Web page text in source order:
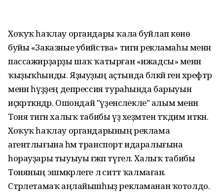
Хоҡуҡ һаҡлау органдары ҡала буйлап көнө
буйы «Заказные убийства» тигән рекламаһы менән
пассажирҙарҙы шаҡ ҡатырған «ижадсы» менән
ҡыҙыҡһынды. Яҙыуҙың аҫтында бәләкәй генә хәрефтәр
менән һүҙҙең депрессия тураһында барыуын
иҫкәрткәндәр. Ошондай "үҙенсәлекле" алым менән
Тоня тигән халыҡ табибы үҙ хеҙмәтен тәҡдим иткән.
Хоҡуҡ һаҡлау органдарының реклама
агентлығына һәм транспорт идаралығына
һорауҙары тыуыуы ғәжәп түгел. Халыҡ табибы
Тоняның эшмәкәрлеге лә ситтә ҡалмаған.
Стәрлетамаҡ аңлайышһыҙ рекламанан ҡотолдо.